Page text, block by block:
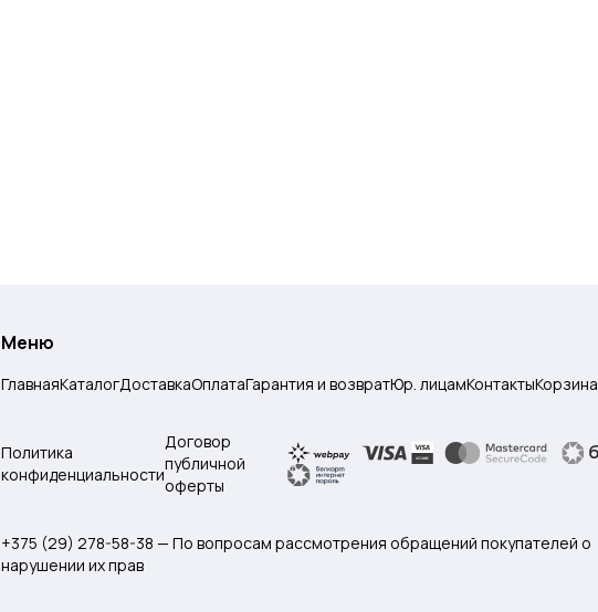
Меню
ГлавнаяКаталогДоставкаОплатаГарантия и возвратЮр. лицамКонтактыКорзина
Политика
конфиденциальности
Договор
публичной
оферты
+375 (29) 278-58-38 — По вопросам рассмотрения обращений покупателей о
нарушении их прав